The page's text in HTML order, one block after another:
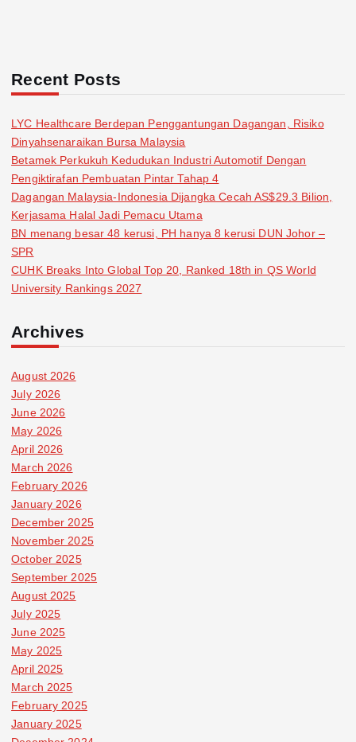
Recent Posts
LYC Healthcare Berdepan Penggantungan Dagangan, Risiko
Dinyahsenaraikan Bursa Malaysia
Betamek Perkukuh Kedudukan Industri Automotif Dengan
Pengiktirafan Pembuatan Pintar Tahap 4
Dagangan Malaysia-Indonesia Dijangka Cecah AS$29.3 Bilion,
Kerjasama Halal Jadi Pemacu Utama
BN menang besar 48 kerusi, PH hanya 8 kerusi DUN Johor –
SPR
CUHK Breaks Into Global Top 20, Ranked 18th in QS World
University Rankings 2027
Archives
August 2026
July 2026
June 2026
May 2026
April 2026
March 2026
February 2026
January 2026
December 2025
November 2025
October 2025
September 2025
August 2025
July 2025
June 2025
May 2025
April 2025
March 2025
February 2025
January 2025